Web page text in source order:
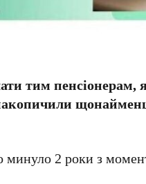
тим пенсіонерам,
минуло 2 роки з